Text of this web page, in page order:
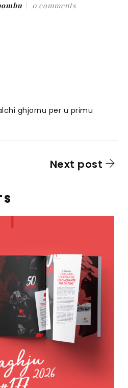
0 comments
ghjornu per u primu
Next post